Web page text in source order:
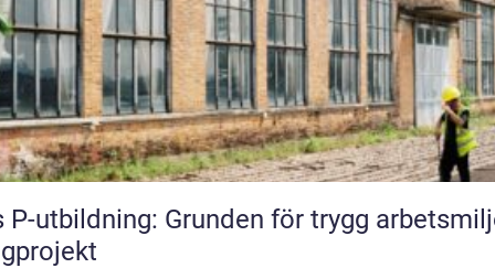
P-utbildning: Grunden för trygg